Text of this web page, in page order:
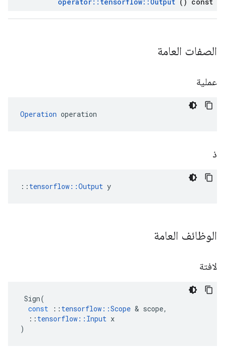
الصفات العامة
عملية
Operation operation
ذ
:: tensorflow::Output y
الوظائف العامة
لافتة
Sign(
const
:: tensorflow ::Scope & scope,
:: tensorflow :: Input x
)